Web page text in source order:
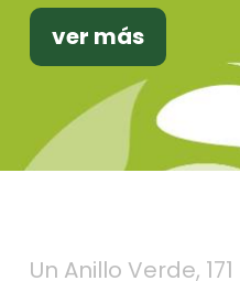
ver más
Un Anillo Verde,